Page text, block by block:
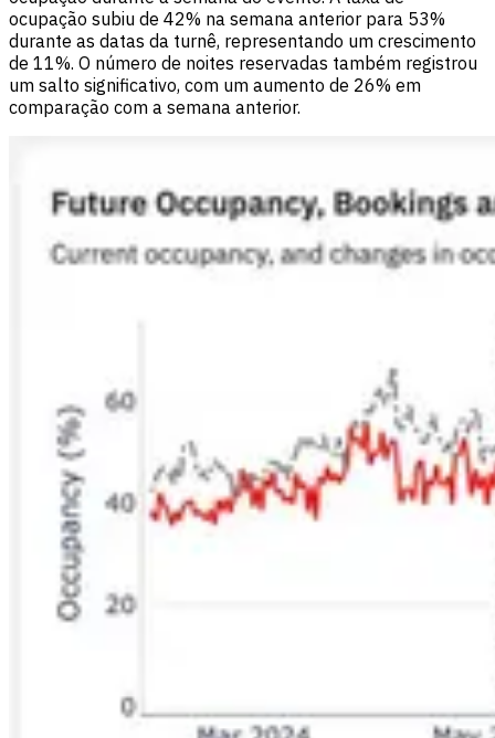
ocupação subiu de 42% na semana anterior para 53%
durante as datas da turnê, representando um crescimento
de 11%. O número de noites reservadas também registrou
um salto significativo, com um aumento de 26% em
comparação com a semana anterior.